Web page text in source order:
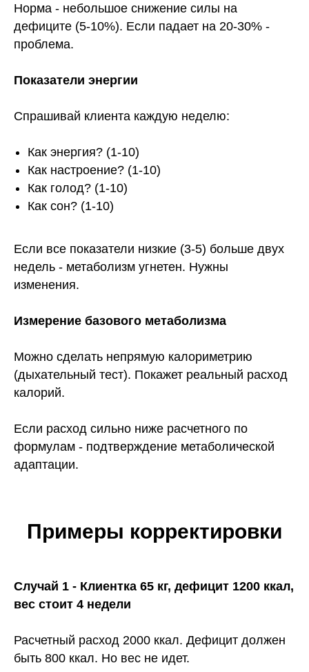
Норма - небольшое снижение силы на
дефиците (5-10%). Если падает на 20-30% -
проблема.
Показатели энергии
Спрашивай клиента каждую неделю:
Как энергия? (1-10)
Как настроение? (1-10)
Как голод? (1-10)
Как сон? (1-10)
Если все показатели низкие (3-5) больше двух
недель - метаболизм угнетен. Нужны
изменения.
Измерение базового метаболизма
Можно сделать непрямую калориметрию
(дыхательный тест). Покажет реальный расход
калорий.
Если расход сильно ниже расчетного по
формулам - подтверждение метаболической
адаптации.
Примеры корректировки
Случай 1 - Клиентка 65 кг, дефицит 1200 ккал,
вес стоит 4 недели
Расчетный расход 2000 ккал. Дефицит должен
быть 800 ккал. Но вес не идет.
ГЛЕБ ФОСТЕНКО
Создал самую крупную и результативную
1300 тренеров
тренировок
по маркетингу и продажам для фитнес-
персонального тренера с конверсией
в сделку более 85% и удержанием клиента